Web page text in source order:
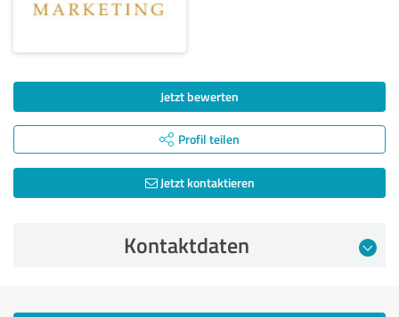
Jetzt bewerten
Profil teilen
Jetzt kontaktieren
Kontaktdaten